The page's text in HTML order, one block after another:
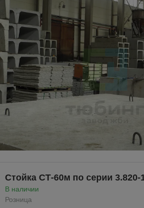
Стойка СТ-60м по серии
В наличии
Розница